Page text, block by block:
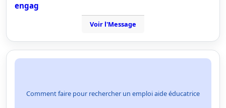
engag
Voir l'Message
Comment faire pour rechercher un emploi aide éducatrice